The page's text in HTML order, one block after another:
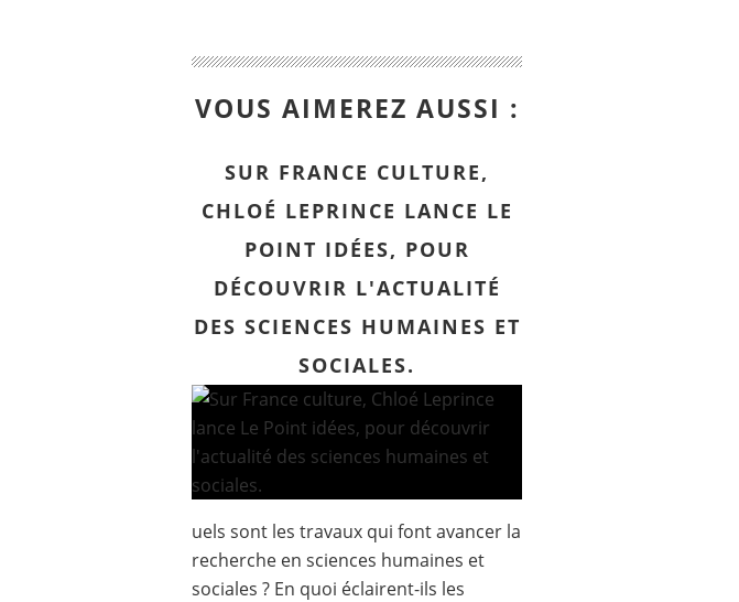
VOUS AIMEREZ AUSSI :
SUR FRANCE CULTURE,
CHLOÉ LEPRINCE LANCE LE
POINT IDÉES, POUR
DÉCOUVRIR L'ACTUALITÉ
DES SCIENCES HUMAINES ET
SOCIALES.
uels sont les travaux qui font avancer la
recherche en sciences humaines et
sociales ? En quoi éclairent-ils les